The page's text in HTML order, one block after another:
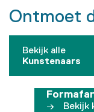
Ontmoet
Bekijk alle
Kunstenaars
Bekijk